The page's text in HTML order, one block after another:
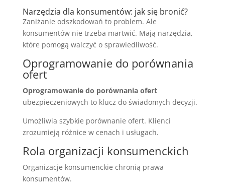
Narzędzia dla konsumentów: jak się bronić?
Zaniżanie odszkodowań to problem. Ale
konsumentów nie trzeba martwić. Mają narzędzia,
które pomogą walczyć o sprawiedliwość.
Oprogramowanie do porównania
ofert
Oprogramowanie do porównania ofert
ubezpieczeniowych to klucz do świadomych decyzji.
Umożliwia szybkie porównanie ofert. Klienci
zrozumieją różnice w cenach i usługach.
Rola organizacji konsumenckich
Organizacje konsumenckie chronią prawa
konsumentów.